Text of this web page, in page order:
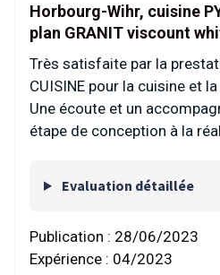
Horbourg-Wihr, cuisine
plan GRANIT viscount
Très satisfaite par la
CUISINE pour la cuisine et
Une écoute et un
étape de conception à la
Evaluation détaillée
Publication : 28/06/2023
Expérience : 04/2023